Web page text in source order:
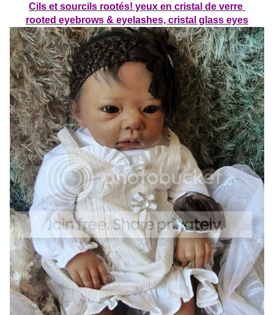
Cils et sourcils rootés! yeux en cristal de verre
rooted eyebrows & eyelashes, cristal glass eyes